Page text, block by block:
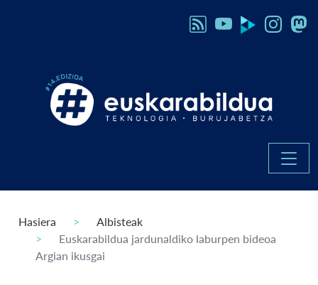
Hasiera
Albisteak
Euskarabildua jardunaldiko laburpen bideoa
Argian ikusgai